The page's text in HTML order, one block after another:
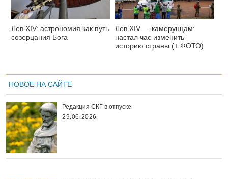
Лев XIV: астрономия как путь
созерцания Бога
Лев XIV — камерунцам:
настал час изменить
историю страны (+ ФОТО)
НОВОЕ НА САЙТЕ
Редакция СКГ в отпуске
29.06.2026